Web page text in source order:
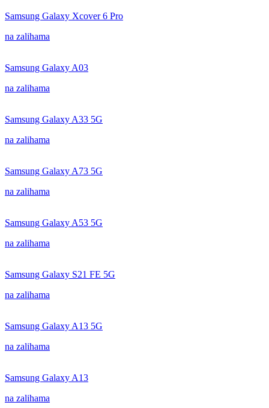
Samsung Galaxy Xcover 6 Pro
na zalihama
Samsung Galaxy A03
na zalihama
Samsung Galaxy A33 5G
na zalihama
Samsung Galaxy A73 5G
na zalihama
Samsung Galaxy A53 5G
na zalihama
Samsung Galaxy S21 FE 5G
na zalihama
Samsung Galaxy A13 5G
na zalihama
Samsung Galaxy A13
na zalihama